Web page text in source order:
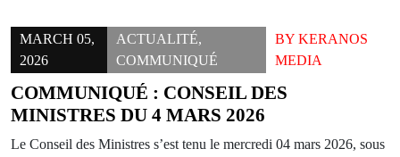
MARCH 05,
2026
ACTUALITÉ,
COMMUNIQUÉ
BY KERANOS
MEDIA
COMMUNIQUÉ : CONSEIL DES
MINISTRES DU 4 MARS 2026
Le Conseil des Ministres s’est tenu le mercredi 04 mars 2026, sous